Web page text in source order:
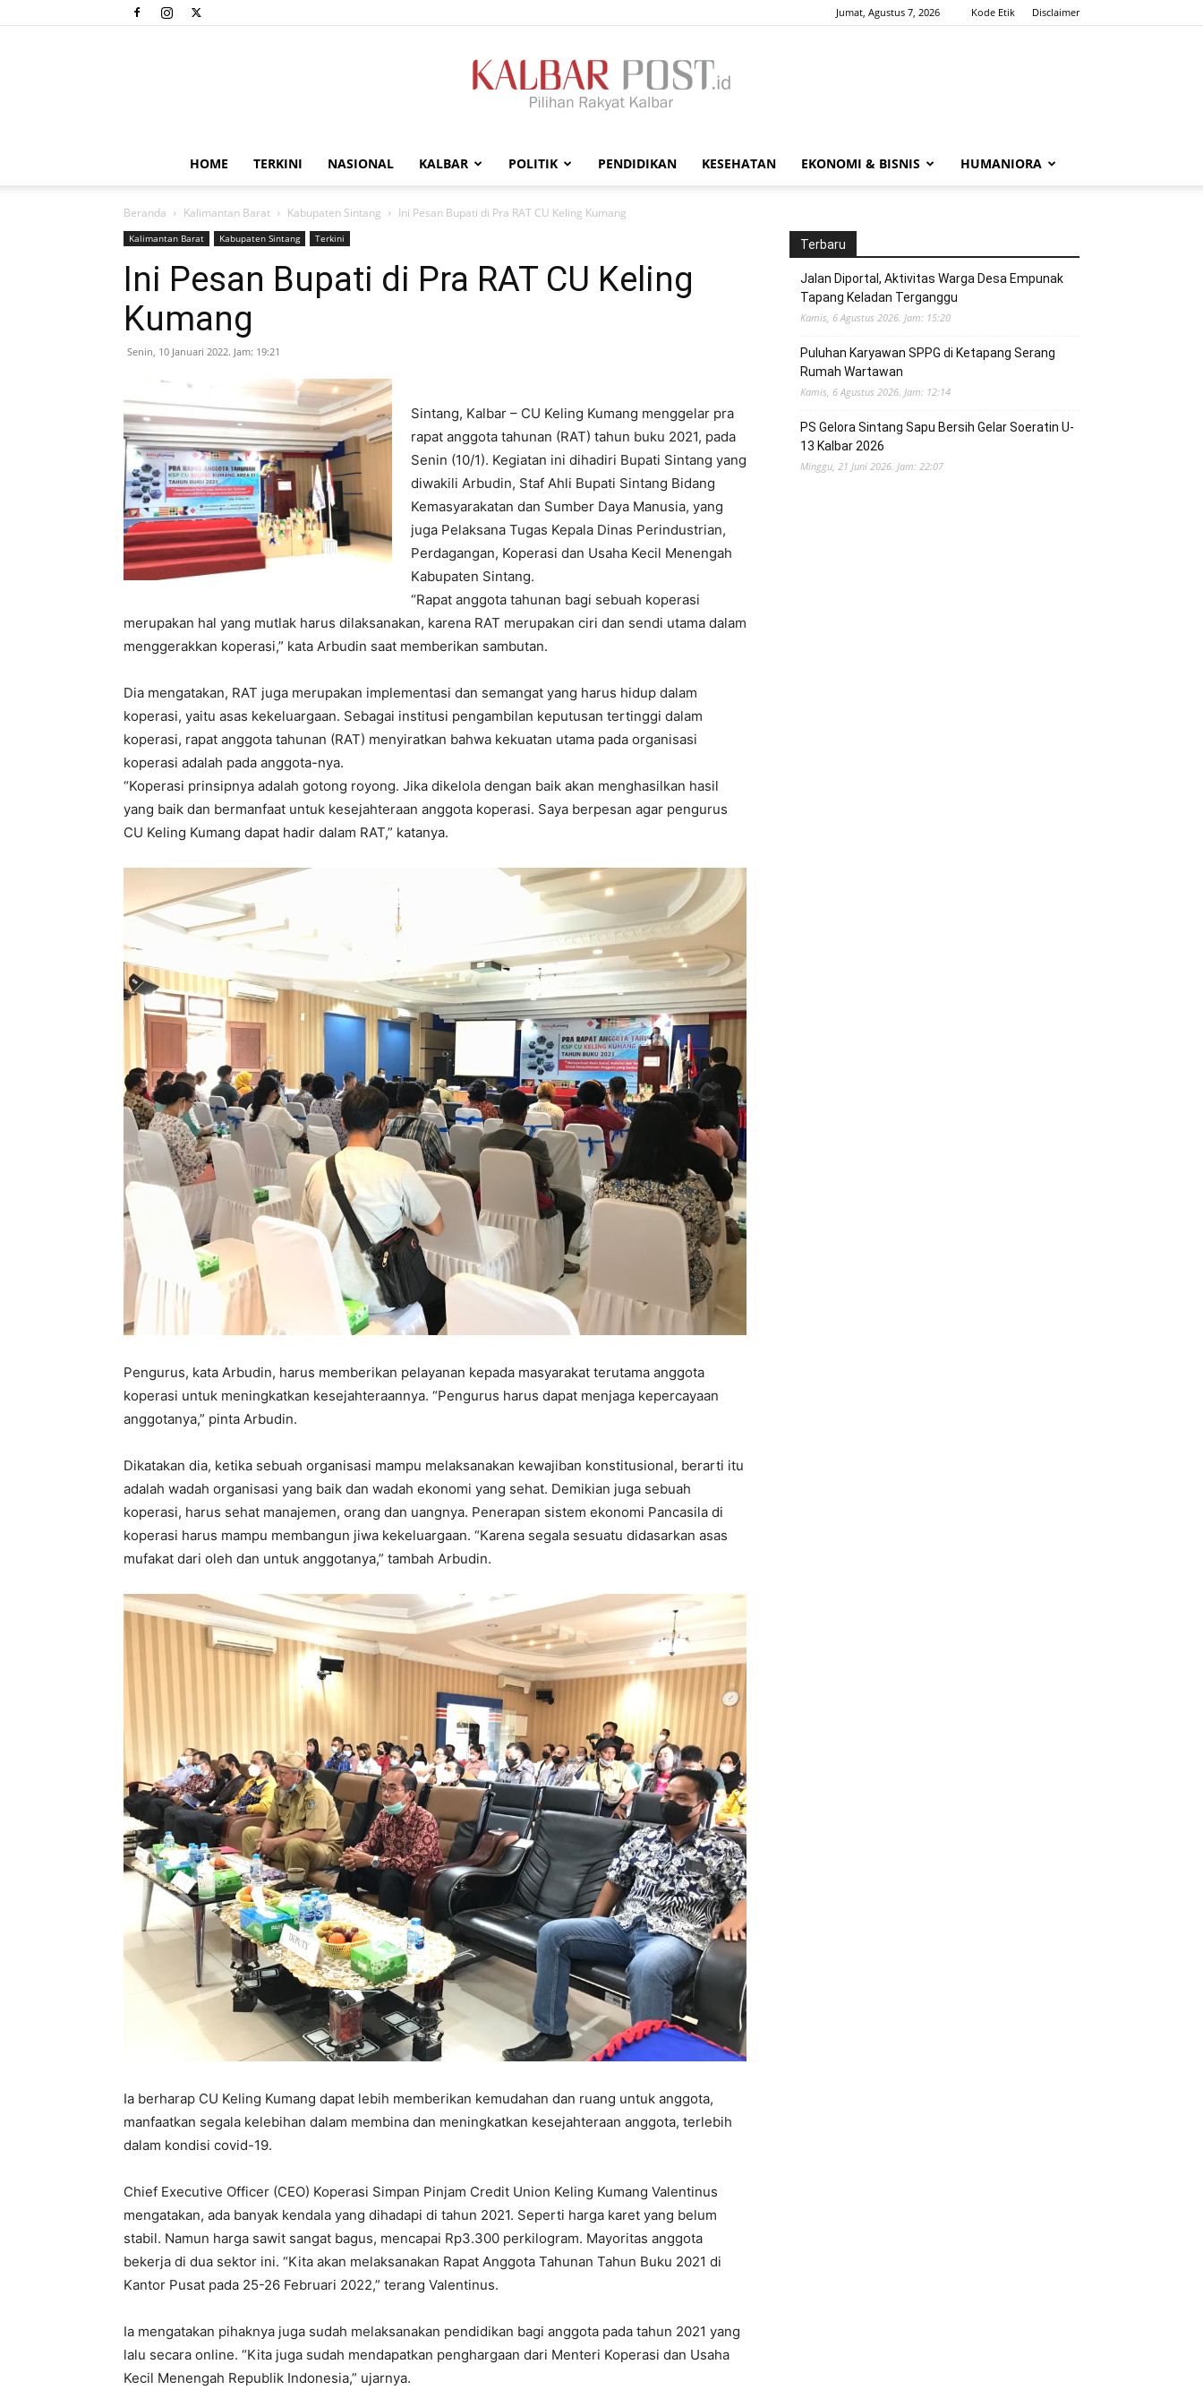
Jumat, Agustus 7, 2026 Kode Etik Disclaimer
HOME TERKINI NASIONAL KALBAR POLITIK PENDIDIKAN KESEHATAN EKONOMI & BISNIS HUMANIORA
Beranda Kalimantan Barat Kabupaten Sintang Ini Pesan Bupati di Pra RAT CU Keling Kumang
Kalimantan Barat Kabupaten Sintang Terkini
Ini Pesan Bupati di Pra RAT CU Keling
Kumang
Senin, 10 Januari 2022. Jam: 19:21
Sintang, Kalbar – CU Keling Kumang menggelar pra
rapat anggota tahunan (RAT) tahun buku 2021, pada
Senin (10/1). Kegiatan ini dihadiri Bupati Sintang yang
diwakili Arbudin, Staf Ahli Bupati Sintang Bidang
Kemasyarakatan dan Sumber Daya Manusia, yang
juga Pelaksana Tugas Kepala Dinas Perindustrian,
Perdagangan, Koperasi dan Usaha Kecil Menengah
Kabupaten Sintang.
“Rapat anggota tahunan bagi sebuah koperasi
merupakan hal yang mutlak harus dilaksanakan, karena RAT merupakan ciri dan sendi utama dalam
menggerakkan koperasi,” kata Arbudin saat memberikan sambutan.
Dia mengatakan, RAT juga merupakan implementasi dan semangat yang harus hidup dalam
koperasi, yaitu asas kekeluargaan. Sebagai institusi pengambilan keputusan tertinggi dalam
koperasi, rapat anggota tahunan (RAT) menyiratkan bahwa kekuatan utama pada organisasi
koperasi adalah pada anggota-nya.
“Koperasi prinsipnya adalah gotong royong. Jika dikelola dengan baik akan menghasilkan hasil
yang baik dan bermanfaat untuk kesejahteraan anggota koperasi. Saya berpesan agar pengurus
CU Keling Kumang dapat hadir dalam RAT,” katanya.
Pengurus, kata Arbudin, harus memberikan pelayanan kepada masyarakat terutama anggota
koperasi untuk meningkatkan kesejahteraannya. “Pengurus harus dapat menjaga kepercayaan
anggotanya,” pinta Arbudin.
Dikatakan dia, ketika sebuah organisasi mampu melaksanakan kewajiban konstitusional, berarti itu
adalah wadah organisasi yang baik dan wadah ekonomi yang sehat. Demikian juga sebuah
koperasi, harus sehat manajemen, orang dan uangnya. Penerapan sistem ekonomi Pancasila di
koperasi harus mampu membangun jiwa kekeluargaan. “Karena segala sesuatu didasarkan asas
mufakat dari oleh dan untuk anggotanya,” tambah Arbudin.
Ia berharap CU Keling Kumang dapat lebih memberikan kemudahan dan ruang untuk anggota,
manfaatkan segala kelebihan dalam membina dan meningkatkan kesejahteraan anggota, terlebih
dalam kondisi covid-19.
Chief Executive Officer (CEO) Koperasi Simpan Pinjam Credit Union Keling Kumang Valentinus
mengatakan, ada banyak kendala yang dihadapi di tahun 2021. Seperti harga karet yang belum
stabil. Namun harga sawit sangat bagus, mencapai Rp3.300 perkilogram. Mayoritas anggota
bekerja di dua sektor ini. “Kita akan melaksanakan Rapat Anggota Tahunan Tahun Buku 2021 di
Kantor Pusat pada 25-26 Februari 2022,” terang Valentinus.
Ia mengatakan pihaknya juga sudah melaksanakan pendidikan bagi anggota pada tahun 2021 yang
lalu secara online. “Kita juga sudah mendapatkan penghargaan dari Menteri Koperasi dan Usaha
Kecil Menengah Republik Indonesia,” ujarnya.
Terbaru
Jalan Diportal, Aktivitas Warga Desa Empunak
Tapang Keladan Terganggu
Kamis, 6 Agustus 2026. Jam: 15:20
Puluhan Karyawan SPPG di Ketapang Serang
Rumah Wartawan
Kamis, 6 Agustus 2026. Jam: 12:14
PS Gelora Sintang Sapu Bersih Gelar Soeratin U-
13 Kalbar 2026
Minggu, 21 Juni 2026. Jam: 22:07